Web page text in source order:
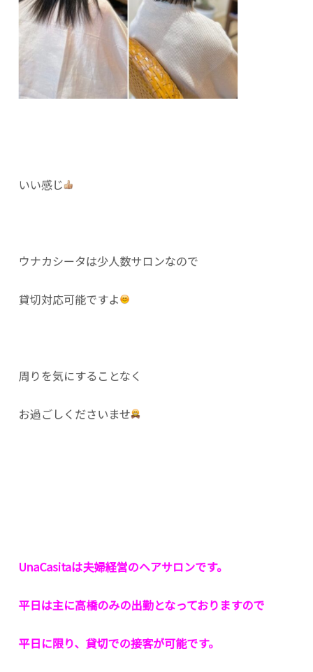
いい感じ
ウナカシータは少人数サロンなので
貸切対応可能ですよ
周りを気にすることなく
お過ごしくださいませ
UnaCasitaは夫婦経営のヘアサロンです。
平日は主に高橋のみの出勤となっておりますので
平日に限り、貸切での接客が可能です。